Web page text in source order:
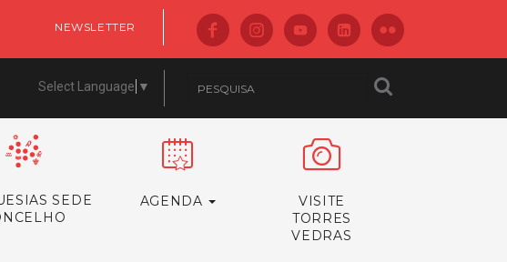
NEWSLETTER
Select Language ▼
SEDE
AGENDA
VISITE
TORRES
VEDRAS